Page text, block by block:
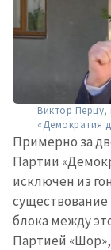
Виктор
«Демократия
Примерно за
Партии
исключен из
существование
блока между
Партией